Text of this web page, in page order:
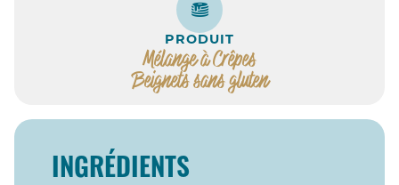
PRODUIT
Mélange à Crêpes
Beignets sans gluten
INGRÉDIENTS